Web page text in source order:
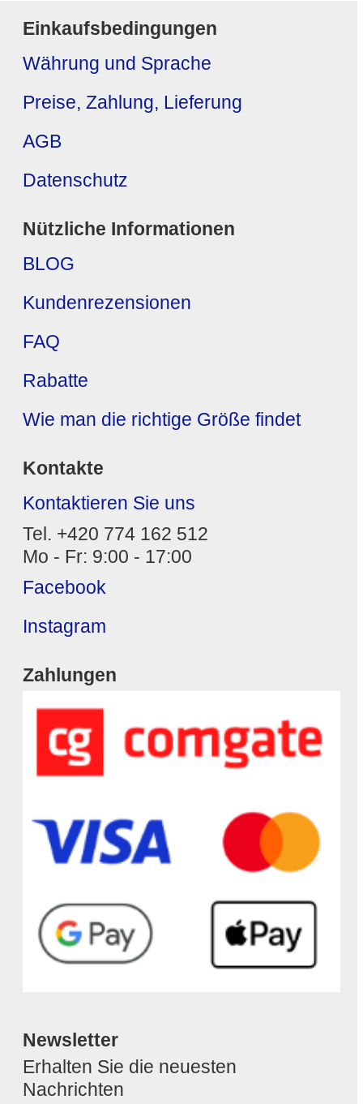
Einkaufsbedingungen
Währung und Sprache
Preise, Zahlung, Lieferung
AGB
Datenschutz
Nützliche Informationen
BLOG
Kundenrezensionen
FAQ
Rabatte
Wie man die richtige Größe findet
Kontakte
Kontaktieren Sie uns
Tel. +420 774 162 512
Mo - Fr: 9:00 - 17:00
Facebook
Instagram
Zahlungen
Newsletter
Erhalten Sie die neuesten
Nachrichten